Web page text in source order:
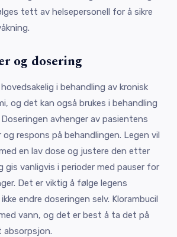
tett av helsepersonell for å sikre
og dosering
i behandling av kronisk
og det kan også brukes i behandling
avhenger av pasientens
respons på behandlingen. Legen vil
en lav dose og justere den etter
gis vanligvis i perioder med pauser for
Det er viktig å følge legens
endre doseringen selv. Klorambucil
vann, og det er best å ta det på
absorpsjon.